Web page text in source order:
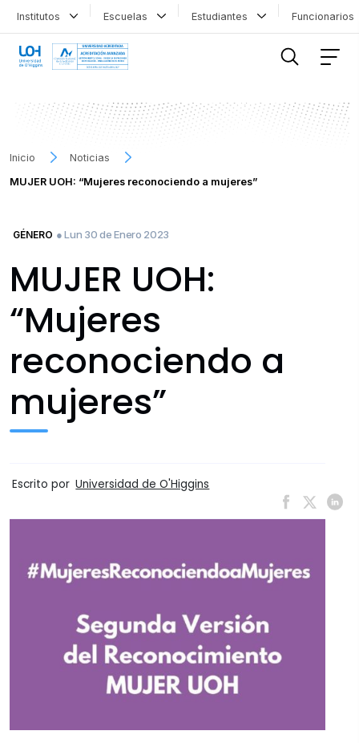
Institutos Escuelas Estudiantes
Inicio
Noticias
MUJER UOH: “Mujeres reconociendo a mujeres”
GÉNERO ● Lun 30 de Enero 2023
MUJER UOH:
“Mujeres
reconociendo a
mujeres”
Escrito por Universidad de O'Higgins